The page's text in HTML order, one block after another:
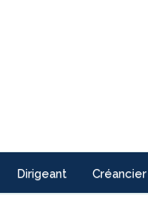
Dirigeant Créancier